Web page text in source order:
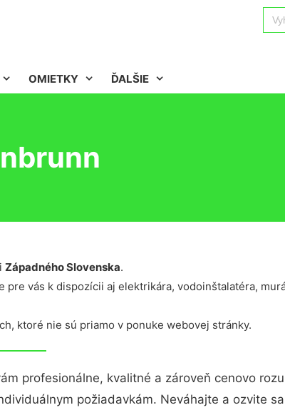
for:
OMIETKY ĎALŠIE
Západného Slovenska.
pre vás k dispozícii aj elektrikára, vodoinštalatéra,
ktoré nie sú priamo v ponuke webovej stránky.
profesionálne, kvalitné a zároveň cenovo
požiadavkám. Neváhajte a ozvite sa